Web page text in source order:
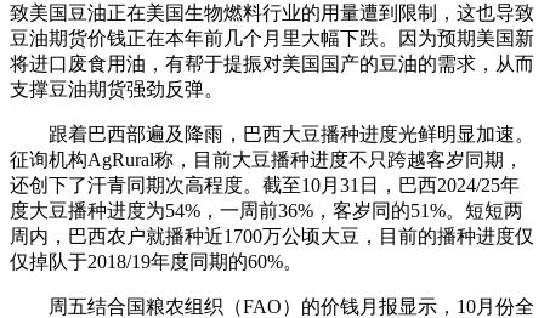
致美国豆油正在美国生物燃料行业的用量遭到限制，这也导致
豆油期货价钱正在本年前几个月里大幅下跌。因为预期美国新
将进口废食用油，有帮于提振对美国国产的豆油的需求，从而
支撑豆油期货强劲反弹。
跟着巴西部遍及降雨，巴西大豆播种进度光鲜明显加速。
征询机构AgRural称，目前大豆播种进度不只跨越客岁同期，
还创下了汗青同期次高程度。截至10月31日，巴西2024/25年
度大豆播种进度为54%，一周前36%，客岁同的51%。短短两
周内，巴西农户就播种近1700万公顷大豆，目前的播种进度仅
仅掉队于2018/19年度同期的60%。
周五结合国粮农组织（FAO）的价钱月报显示，10月份全